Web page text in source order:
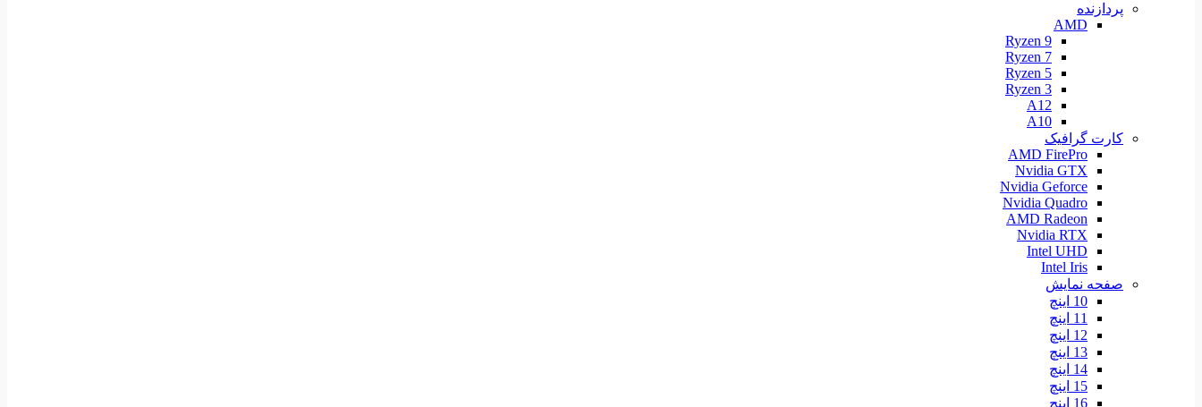
پردازنده
AMD
Ryzen 9
Ryzen 7
Ryzen 5
Ryzen 3
A12
A10
کارت گرافیک
AMD FirePro
Nvidia GTX
Nvidia Geforce
Nvidia Quadro
AMD Radeon
Nvidia RTX
Intel UHD
Intel Iris
صفحه نمایش
10 اینچ
11 اینچ
12 اینچ
13 اینچ
14 اینچ
15 اینچ
16 اینچ